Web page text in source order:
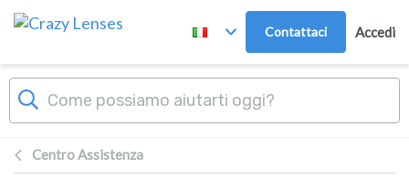
Passa al contenuto principale
Contattaci Accedi
Centro Assistenza